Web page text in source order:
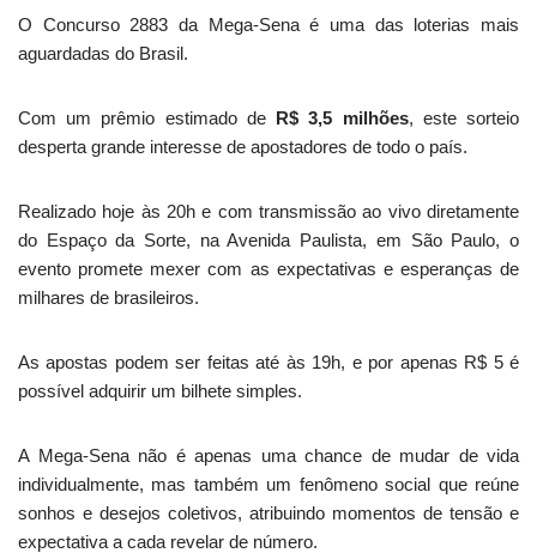
O Concurso 2883 da Mega-Sena é uma das loterias mais
aguardadas do Brasil.
Com um prêmio estimado de R$ 3,5 milhões, este sorteio
desperta grande interesse de apostadores de todo o país.
Realizado hoje às 20h e com transmissão ao vivo diretamente
do Espaço da Sorte, na Avenida Paulista, em São Paulo, o
evento promete mexer com as expectativas e esperanças de
milhares de brasileiros.
As apostas podem ser feitas até às 19h, e por apenas R$ 5 é
possível adquirir um bilhete simples.
A Mega-Sena não é apenas uma chance de mudar de vida
individualmente, mas também um fenômeno social que reúne
sonhos e desejos coletivos, atribuindo momentos de tensão e
expectativa a cada revelar de número.